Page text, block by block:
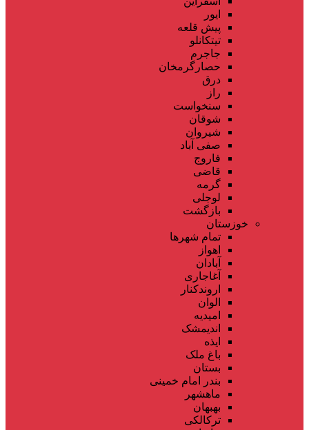
ایور
پیش قلعه
تیتکانلو
جاجرم
حصارگرمخان
درق
راز
سنخواست
شوقان
شیروان
صفی آباد
فاروج
قاضی
گرمه
لوجلی
بازگشت
خوزستان
تمام شهر‌ها
اهواز
آبادان
آغاجاری
اروندکنار
الوان
امیدیه
اندیمشک
ایذه
باغ ملک
بستان
بندر امام خمینی
ماهشهر
بهبهان
ترکالکی